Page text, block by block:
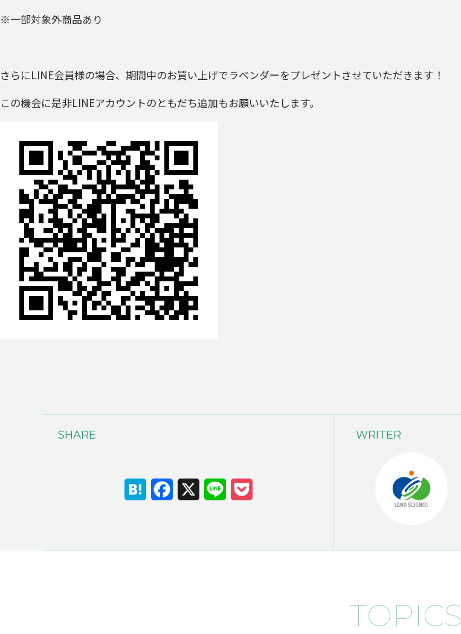
サスティナビリティ
※一部対象外商品あり
さらにLINE会員様の場合、期間中のお買い上げでラベンダーをプレゼントさせていただきます！
この機会に是非LINEアカウントのともだち追加もお願いいたします。
SHARE
Hatena Facebook Line
WRITER
TOPICS